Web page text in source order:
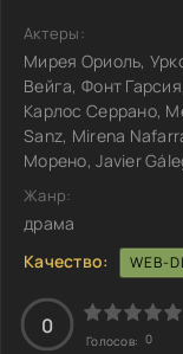
Актеры:
Мирея Ориоль,
Вейга, Фонт
Карлос Серрано,
Sanz, Mirena
Морено, Javier
Жанр:
драма
Качество:
WEB-
0
Голосов: 0